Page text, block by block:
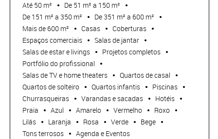
Até 50 m²
De 51 m² a 150 m²
De 151 m² a 350 m²
De 351 m² a 600 m²
Mais de 600 m²
Casas
Coberturas
Espaços comerciais
Salas de jantar
Salas de estar e livings
Projetos completos
Portfólio do profissional
Salas de TV e home theaters
Quartos de casal
Quartos de solteiro
Quartos infantis
Piscinas
Churrasqueiras
Varandas e sacadas
Hotéis
Praia
Azul Amarelo Vermelho
Roxo
Lilás
Laranja Rosa Verde
Bege
Tons terrosos
Agenda e Eventos